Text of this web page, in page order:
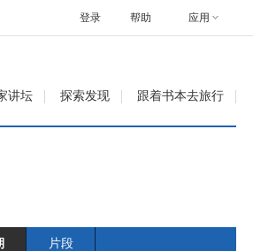
帮助 应用
登录
讲坛 探索发现 跟着书本去旅行
片段
20140519 南海风云